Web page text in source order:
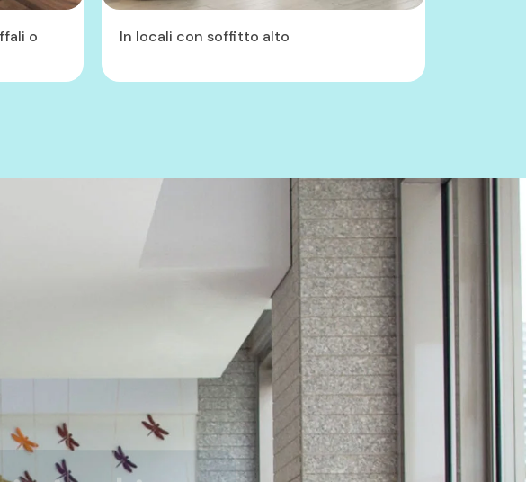
o
In locali con soffitto alto
ambiente
adattarsi a qualsiasi ambiente
e minimalista, si integrano
a quello classico.